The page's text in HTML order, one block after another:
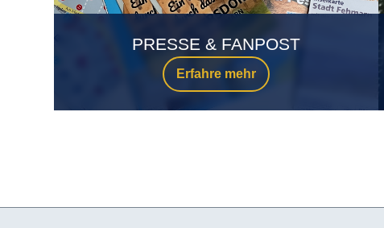
Erfahre mehr
PRESSE & FANPOST